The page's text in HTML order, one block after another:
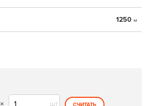
1250 м
× шт